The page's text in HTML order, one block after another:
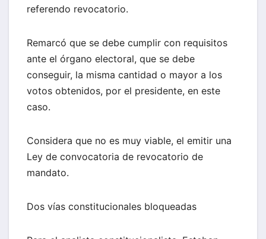
referendo revocatorio.
Remarcó que se debe cumplir con requisitos
ante el órgano electoral, que se debe
conseguir, la misma cantidad o mayor a los
votos obtenidos, por el presidente, en este
caso.
Considera que no es muy viable, el emitir una
Ley de convocatoria de revocatorio de
mandato.
Dos vías constitucionales bloqueadas